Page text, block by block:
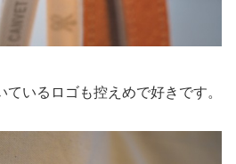
いるロゴも控えめで好きです。